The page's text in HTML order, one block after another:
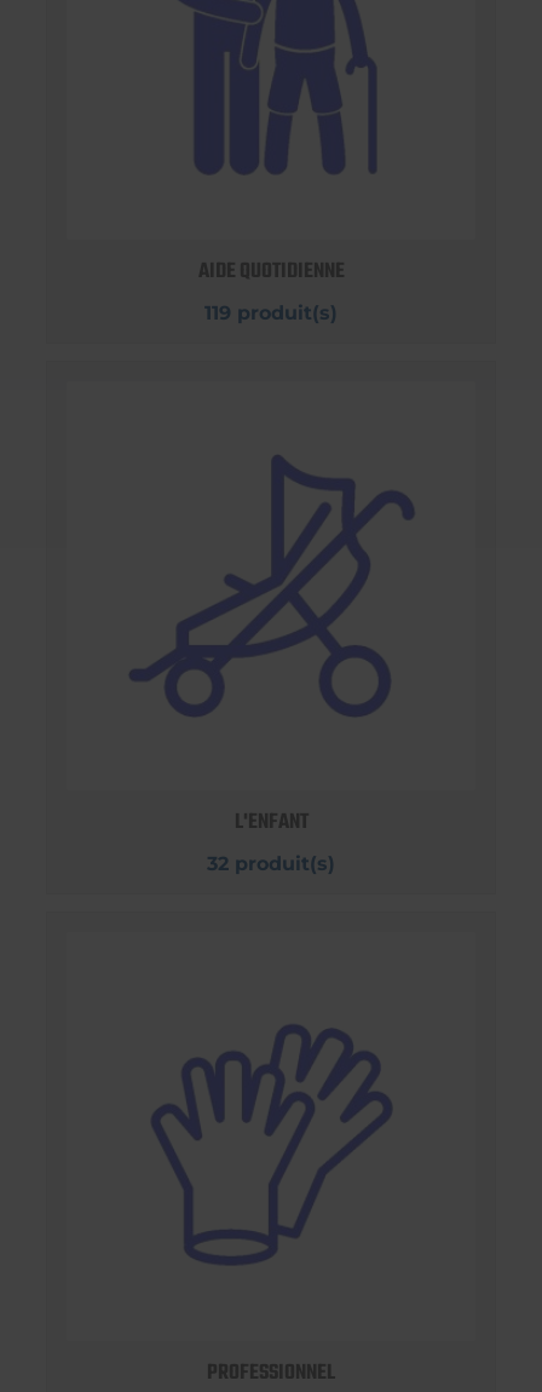
AIDE QUOTIDIENNE
119 produit(s)
L'ENFANT
32 produit(s)
PROFESSIONNEL